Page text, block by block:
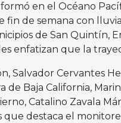
en el Océano
de semana con
de San Quintín,
enfatizan que la
Salvador Cervantes
Baja California,
Catalino Zavala
que destaca el